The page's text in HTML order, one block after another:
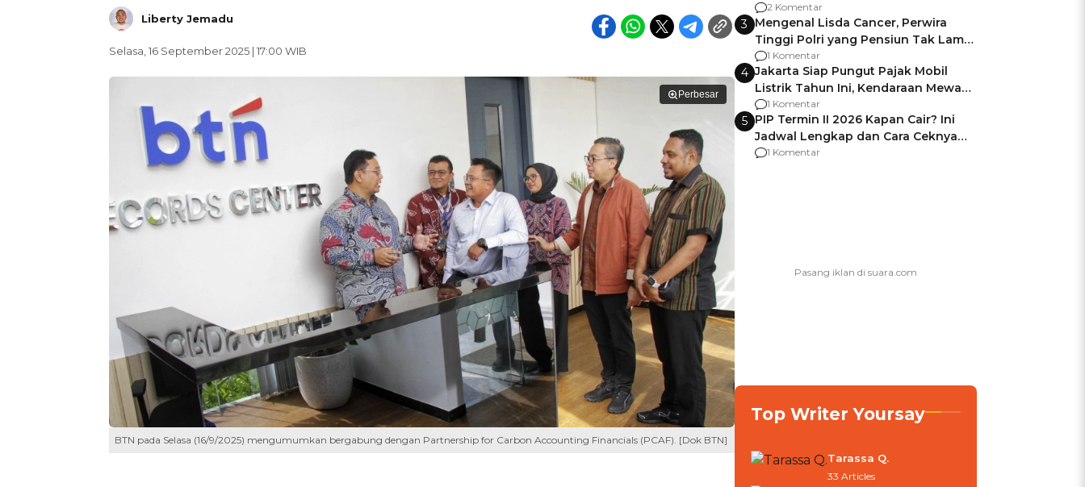
Liberty Jemadu
Selasa, 16 September 2025 | 17:00 WIB
Perbesar
BTN pada Selasa (16/9/2025) mengumumkan bergabung dengan Partnership for Carbon Accounting Financials (PCAF). [Dok BTN]
Pemalang
2 Komentar
3 Mengenal Lisda Cancer, Perwira
Tinggi Polri yang Pensiun Tak Lama
Usai Jadi Brigjen
1 Komentar
4 Jakarta Siap Pungut Pajak Mobil
Listrik Tahun Ini, Kendaraan Mewah
Kena hingga 75% PKB
1 Komentar
5 PIP Termin II 2026 Kapan Cair? Ini
Jadwal Lengkap dan Cara Ceknya
agar Dana Tidak Hangus!
1 Komentar
Top Writer Yoursay
Tarassa Q.
33 Articles